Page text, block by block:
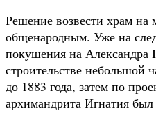
Решение возвести храм на
общенародным. Уже на
покушения на Александра
строительстве небольшой
до 1883 года, затем по
архимандрита Игнатия